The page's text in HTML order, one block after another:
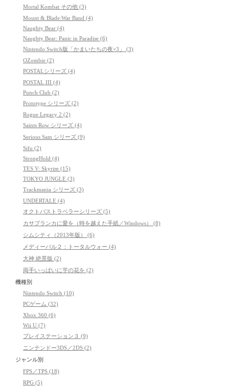
Mortal Kombat その他 (3)
Mount & Blade:War Band (4)
Naughty Bear (4)
Naughty Bear: Panic in Paradise (6)
Nintendo Switch版「かまいたちの夜×3」 (3)
OZombie (2)
POSTALシリーズ (4)
POSTAL III (4)
Punch Club (2)
Prototype シリーズ (2)
Rogue Legacy 2 (2)
Saints Row シリーズ (4)
Serious Sam シリーズ (9)
Sifu (2)
StrongHold (4)
TES V: Skyrim (15)
TOKYO JUNGLE (3)
Trackmania シリーズ (3)
UNDERTALE (4)
オクトパストラベラーシリーズ (5)
カサブランカに愛を（時を越えた手紙／Windows） (8)
シムシティ（2013年版） (6)
メディーバル２：トータルウォー (4)
大神 絶景版 (2)
両手いっぱいに芋の花を (2)
機種別
Nintendo Switch (10)
PCゲーム (32)
Xbox 360 (6)
Wii U (7)
プレイステーション３ (9)
ニンテンドー3DS／2DS (2)
ジャンル別
FPS／TPS (18)
RPG (5)